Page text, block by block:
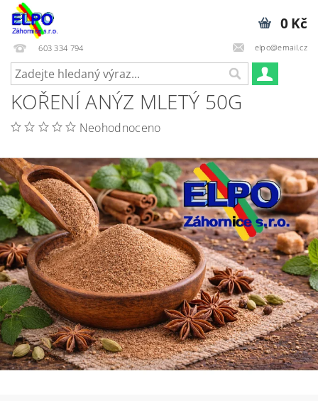
603 334 794 elpo@email.cz
0 Kč
KOŘENÍ ANÝZ MLETÝ 50G
Neohodnoceno